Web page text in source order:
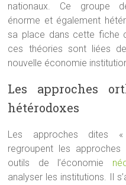
nationaux. Ce groupe
énorme et également
sa place dans cette fiche
ces théories sont liées
nouvelle économie
Les approches
hétérodoxes
Les approches dites
regroupent les approches
outils de l’économie
analyser les institutions. Il